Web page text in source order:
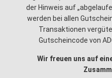
der Hinweis auf
werden bei allen
Transaktionen
Gutscheincode von
Wir freuen uns auf